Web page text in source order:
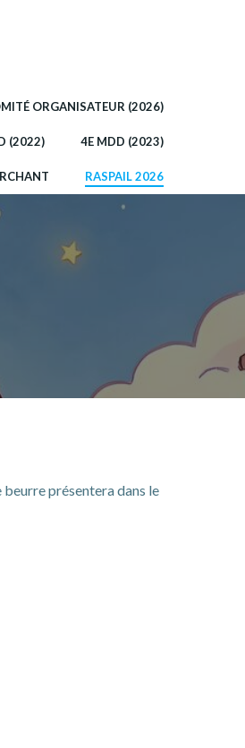
ORGANISATEUR (2026)
(2022) 4E MDD (2023)
RASPAIL 2026
présentera dans le